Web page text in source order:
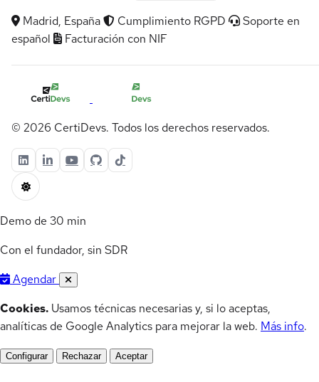
Madrid, España Cumplimiento RGPD
Soporte en
español
Facturación con NIF
© 2026 CertiDevs. Todos los derechos reservados.
Demo de 30 min
Con el fundador, sin SDR
Agendar
Cookies. Usamos técnicas necesarias y, si lo aceptas,
analíticas de Google Analytics para mejorar la web. Más info.
Configurar Rechazar Aceptar